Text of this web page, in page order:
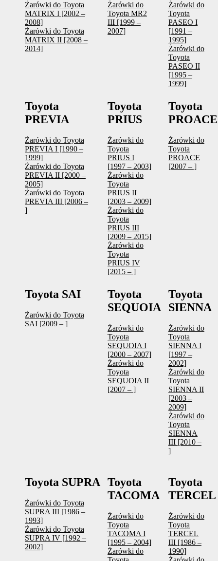
Żarówki do Toyota
MATRIX I [2002 –
2008]
Żarówki do Toyota
MATRIX II [2008 –
2014]
Żarówki do
Toyota MR2
III [1999 –
2007]
Żarówki do
Toyota
PASEO I
[1991 –
1995]
Żarówki do
Toyota
PASEO II
[1995 –
1999]
Toyota
PREVIA
Żarówki do Toyota
PREVIA I [1990 –
1999]
Żarówki do Toyota
PREVIA II [2000 –
2005]
Żarówki do Toyota
PREVIA III [2006 –
]
Toyota
PRIUS
Żarówki do
Toyota
PRIUS I
[1997 – 2003]
Żarówki do
Toyota
PRIUS II
[2003 – 2009]
Żarówki do
Toyota
PRIUS III
[2009 – 2015]
Żarówki do
Toyota
PRIUS IV
[2015 – ]
Toyota
PROACE
Żarówki do
Toyota
PROACE
[2007 – ]
Toyota SAI
Żarówki do Toyota
SAI [2009 – ]
Toyota
SEQUOIA
Żarówki do
Toyota
SEQUOIA I
[2000 – 2007]
Żarówki do
Toyota
SEQUOIA II
[2007 – ]
Toyota
SIENNA
Żarówki do
Toyota
SIENNA I
[1997 –
2002]
Żarówki do
Toyota
SIENNA II
[2003 –
2009]
Żarówki do
Toyota
SIENNA
III [2010 –
]
Toyota SUPRA
Żarówki do Toyota
SUPRA III [1986 –
1993]
Żarówki do Toyota
SUPRA IV [1992 –
2002]
Toyota
TACOMA
Żarówki do
Toyota
TACOMA I
[1995 – 2004]
Żarówki do
Toyota
TERCEL
Żarówki do
Toyota
TERCEL
III [1986 –
1990]